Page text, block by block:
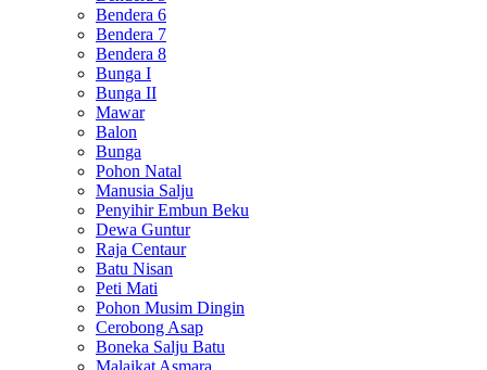
Bendera 6
Bendera 7
Bendera 8
Bunga I
Bunga II
Mawar
Balon
Bunga
Pohon Natal
Manusia Salju
Penyihir Embun Beku
Dewa Guntur
Raja Centaur
Batu Nisan
Peti Mati
Pohon Musim Dingin
Cerobong Asap
Boneka Salju Batu